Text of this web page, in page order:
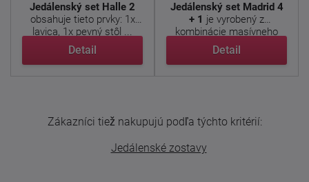
Jedálenský set Halle 2
obsahuje tieto prvky: 1x
lavica, 1x pevný stôl ...
Detail
Jedálenský set Madrid 4
+ 1 je vyrobený z
kombinácie masívneho
dreva a ...
Detail
Zákazníci tiež nakupujú podľa týchto kritérií:
Jedálenské zostavy